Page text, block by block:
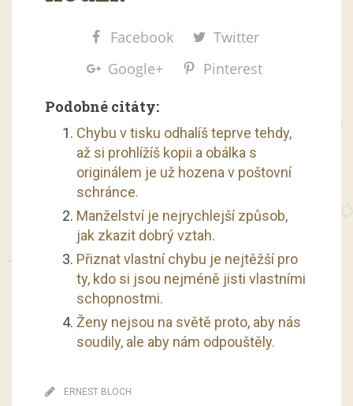
Facebook
Twitter
Google+
Pinterest
Podobné citáty:
Chybu v tisku odhalíš teprve tehdy,
až si prohlížíš kopii a obálka s
originálem je už hozena v poštovní
schránce.
Manželství je nejrychlejší způsob,
jak zkazit dobrý vztah.
Přiznat vlastní chybu je nejtěžší pro
ty, kdo si jsou nejméně jisti vlastními
schopnostmi.
Ženy nejsou na světě proto, aby nás
soudily, ale aby nám odpouštěly.
ERNEST BLOCH